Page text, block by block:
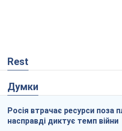
Rest
Думки
Росія втрачає ресурси поза
насправді диктує темп війни